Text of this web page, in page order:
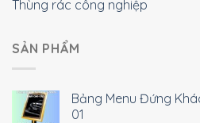
Thùng rác công nghiệp
SẢN PHẨM
Bảng Menu Đứng
01